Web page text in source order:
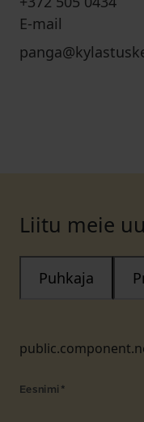
E-mail
Liitu meie
Puhkaja
Eesnimi *